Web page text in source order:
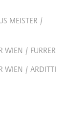
MEISTER /
WIEN / FURRER
WIEN / ARDITTI